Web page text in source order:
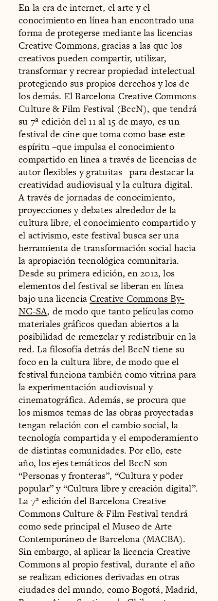
En la era de internet, el arte y el
conocimiento en línea han encontrado una
forma de protegerse mediante las licencias
Creative Commons, gracias a las que los
creativos pueden compartir, utilizar,
transformar y recrear propiedad intelectual
protegiendo sus propios derechos y los de
los demás. El Barcelona Creative Commons
Culture & Film Festival (BccN), que tendrá
su 7ª edición del 11 al 15 de mayo, es un
festival de cine que toma como base este
espíritu –que impulsa el conocimiento
compartido en línea a través de licencias de
autor flexibles y gratuitas– para destacar la
creatividad audiovisual y la cultura digital.
A través de jornadas de conocimiento,
proyecciones y debates alrededor de la
cultura libre, el conocimiento compartido y
el activismo, este festival busca ser una
herramienta de transformación social hacia
la apropiación tecnológica comunitaria.
Desde su primera edición, en 2012, los
elementos del festival se liberan en línea
bajo una licencia Creative Commons By-
NC-SA, de modo que tanto películas como
materiales gráficos quedan abiertos a la
posibilidad de remezclar y redistribuir en la
red. La filosofía detrás del BccN tiene su
foco en la cultura libre, de modo que el
festival funciona también como vitrina para
la experimentación audiovisual y
cinematográfica. Además, se procura que
los mismos temas de las obras proyectadas
tengan relación con el cambio social, la
tecnología compartida y el empoderamiento
de distintas comunidades. Por ello, este
año, los ejes temáticos del BccN son
“Personas y fronteras”, “Cultura y poder
popular” y “Cultura libre y creación digital”.
La 7ª edición del Barcelona Creative
Commons Culture & Film Festival tendrá
como sede principal el Museo de Arte
Contemporáneo de Barcelona (MACBA).
Sin embargo, al aplicar la licencia Creative
Commons al propio festival, durante el año
se realizan ediciones derivadas en otras
ciudades del mundo, como Bogotá, Madrid,